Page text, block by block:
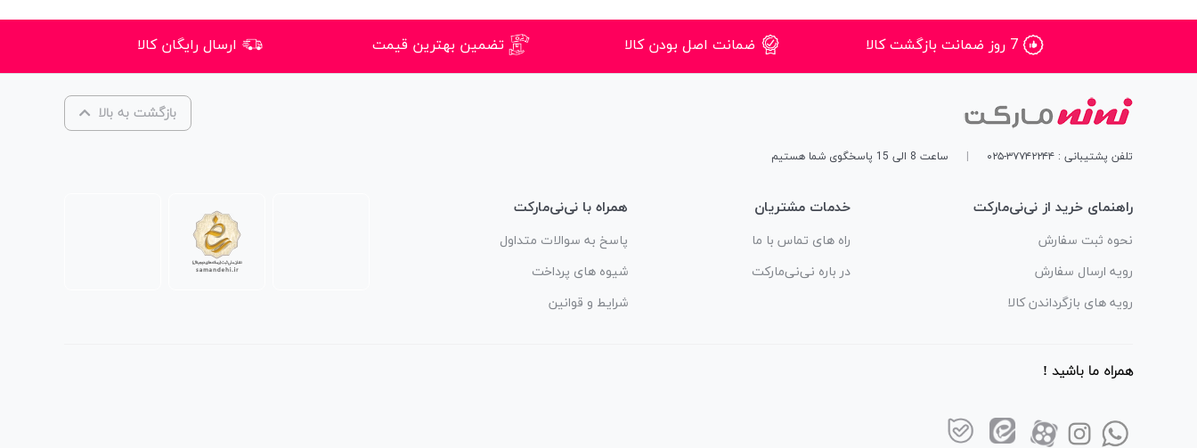
7 روز ضمانت بازگشت کالا ضمانت اصل بودن کالا تضمین بهترین قیمت ارسال رایگان کالا
بازگشت به بالا
تلفن پشتیبانی : ۳۷۷۴۲۲۴۴-۰۲۵ ساعت 8 الی 15 پاسخگوی شما هستیم
راهنمای خرید از نی‌نی‌مارکت
نحوه ثبت سفارش
رویه ارسال سفارش
رویه های بازگرداندن کالا
خدمات مشتریان
راه های تماس با ما
در باره نی‌نی‌مارکت
همراه با نی‌نی‌مارکت
پاسخ به سوالات متداول
شیوه های پرداخت
شرایط و قوانین
همراه ما باشید !